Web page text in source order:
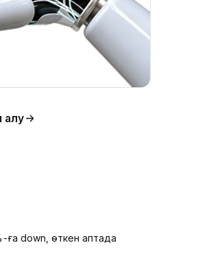
алу
ға down, өткен аптада